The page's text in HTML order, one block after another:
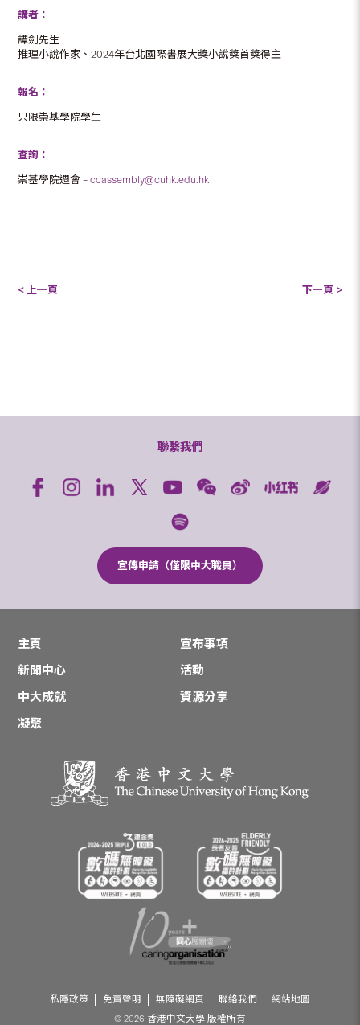
講者：
譚劍先生
推理小說作家、2024年台北國際書展大獎小說獎首獎得主
報名：
只限崇基學院學生
查詢：
崇基學院週會 – ccassembly@cuhk.edu.hk
< 上一頁 下一頁 >
聯繫我們
宣傳申請（僅限中大職員）
主頁
宣布事項
新聞中心
活動
中大成就
資源分享
凝聚
私隱政策 免責聲明 無障礙網頁 聯絡我們
網站地圖
© 2026 香港中文大學 版權所有